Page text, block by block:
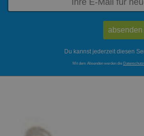
Du kannst jederzeit diesen
Mit dem Absenden werden die